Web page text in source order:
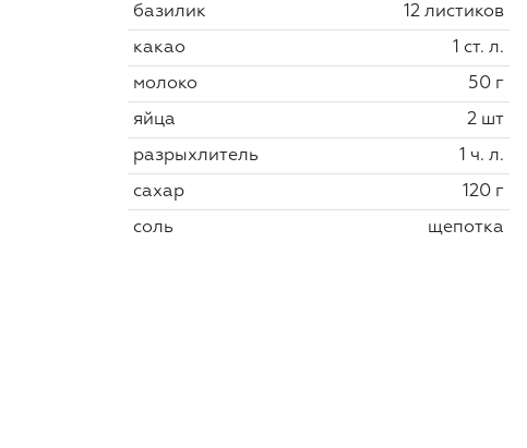
базилик 12 листиков
какао 1 ст. л.
молоко 50 г
яйца 2 шт
разрыхлитель 1 ч. л.
сахар 120 г
соль щепотка